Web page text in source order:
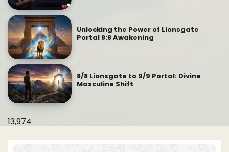
Unlocking the Power of Lionsgate
Portal 8:8 Awakening
8/8 Lionsgate to 9/9 Portal: Divine
Masculine Shift
13,974